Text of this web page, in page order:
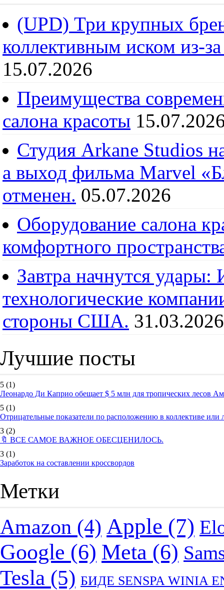
(UPD) Три крупных
коллективным иском из-
15.07.2026
Преимущества
салона красоты
Студия Arkane Studios
а выход фильма Marvel
отменен. 05.07.2026
Оборудование салона
комфортного
Завтра начнутся
технологические
стороны США. 31.03.2026
Лучшие посты
5 (1)
Леонардо Ди Каприо обещает $ 5 млн для тропических лесов
5 (1)
Отрицательные показатели по расположению в коллективе
3 (2)
🔖 ВСЕ САМОЕ ВАЖНОЕ ОБЕСЦЕНИЛОСЬ.
3 (1)
Заработок на составлении кроссвордов
Метки
Amazon (4) Apple (7)
Google (6) Meta (6)
Tesla (5) БИДЕ SENSPA WINIA